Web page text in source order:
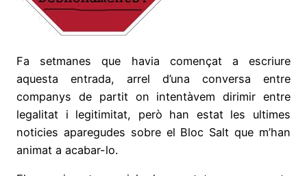
Fa setmanes que havia començat a escriure
aquesta entrada, arrel d’una conversa entre
companys de partit on intentàvem dirimir entre
legalitat i legitimitat, però han estat les ultimes
noticies aparegudes sobre el Bloc Salt que m’han
animat a acabar-lo.